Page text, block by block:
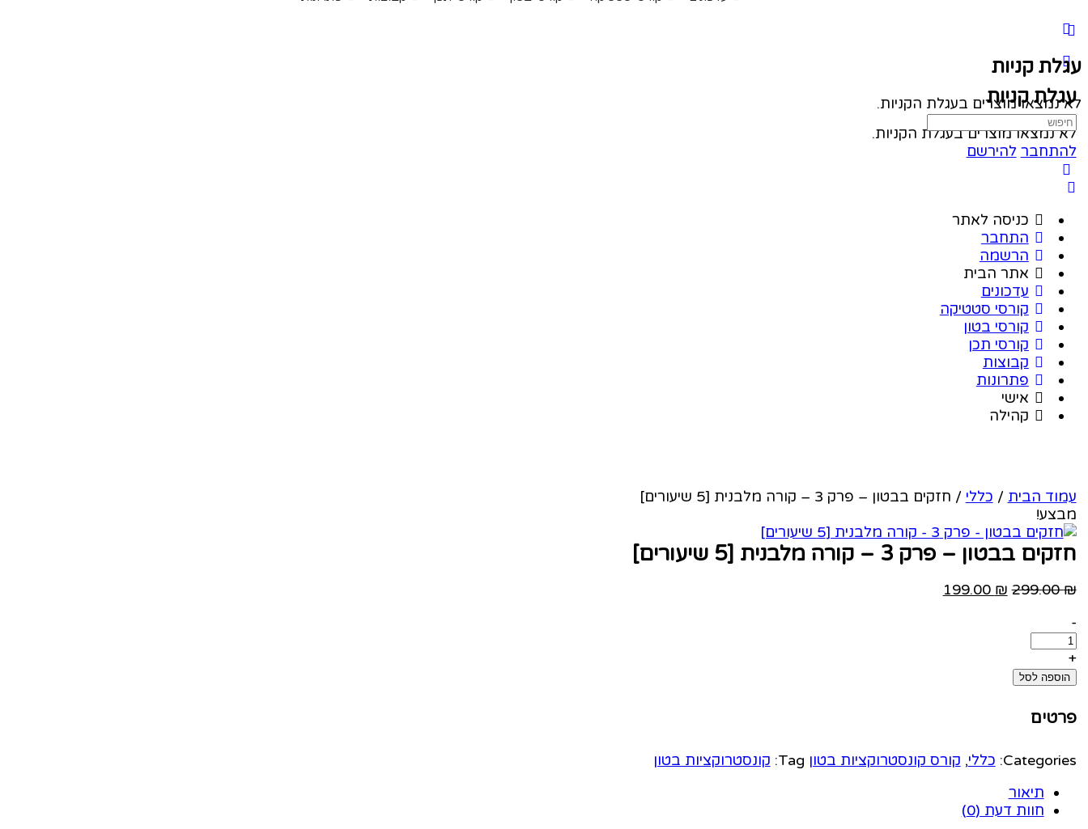
עגלת קניות
לא נמצאו מוצרים בעגלת הקניות.
להתחבר להירשם
עגלת קניות
לא נמצאו מוצרים בעגלת הקניות.
Search
for:
כניסה לאתר
התחבר
הרשמה
אתר הבית
עדכונים
קורסי סטטיקה
קורסי בטון
קורסי תכן
קבוצות
פתרונות
אישי
קהילה
עמוד הבית / כללי / חזקים בבטון – פרק 3 – קורה מלבנית [5 שיעורים]
מבצע!
חזקים בבטון – פרק 3 – קורה מלבנית [5 שיעורים]
299.00₪
המחיר
199.00 ₪
חזקים
בבטון
-
פרק
-
קורה
[5
quantity
-
+
הוספה לסל
פרטים
Categories: כללי, קורס קונסטרוקציות בטון Tag: קונסטרוקציות בטון
תיאור
חוות דעת (0)